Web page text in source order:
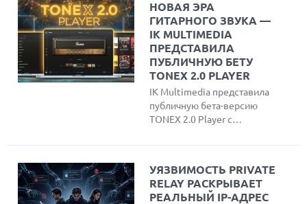
НОВАЯ ЭРА
ГИТАРНОГО ЗВУКА —
IK MULTIMEDIA
ПРЕДСТАВИЛА
ПУБЛИЧНУЮ БЕТУ
TONEX 2.0 PLAYER
IK Multimedia представила
публичную бета-версию
TONEX 2.0 Player с
AI-моделями тонов для
гитары и бас-гитары.
УЯЗВИМОСТЬ PRIVATE
RELAY РАСКРЫВАЕТ
РЕАЛЬНЫЙ IP-АДРЕС